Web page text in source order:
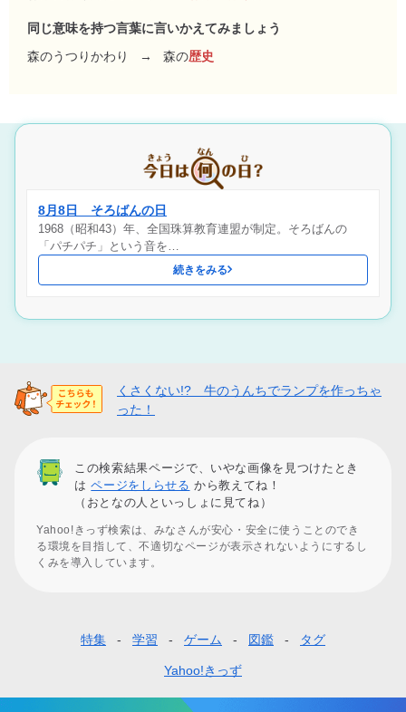
同じ意味を持つ言葉に言いかえてみましょう
森のうつりかわり
→ 森の歴史
8月8日 そろばんの日
1968（昭和43）年、全国珠算教育連盟が制定。そろばんの
「パチパチ」という音を…
続きをみる
くさくない!? 牛のうんちでランプを作っちゃ
った！
この検索結果ページで、いやな画像を見つけたとき
はページをしらせる から教えてね！
（おとなの人といっしょに見てね）
Yahoo!きっず検索は、みなさんが安心・安全に使うことのでき
る環境を目指して、不適切なページが表示されないようにするし
くみを導入しています。
タ
特集 学習 ゲーム 図鑑 タグ
Yahoo!きっず